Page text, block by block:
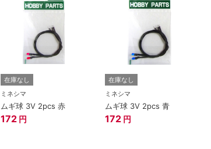
在庫なし
ミネシマ
ムギ球 3V 2pcs 赤
172 円
在庫なし
ミネシマ
ムギ球 3V 2pcs 青
172 円